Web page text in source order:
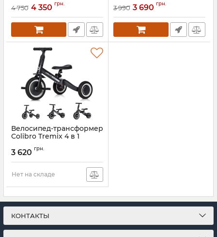
4 750 4 350 грн.
Артикул:R/CO/MW
3 990 3 690 грн.
Велосипед-трансформер
Colibro Tremix 4 в 1
3 620 грн.
Нет на складе
КОНТАКТЫ